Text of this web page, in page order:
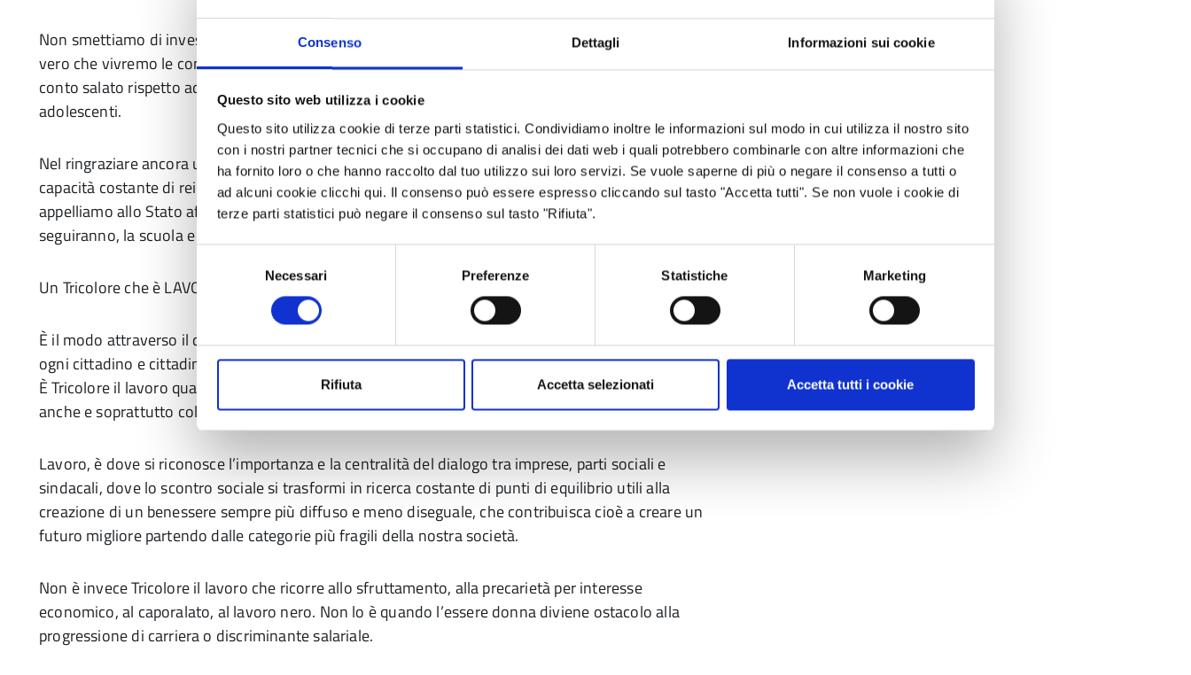
Consenso Dettagli Informazioni sui cookie
Questo sito web utilizza i cookie
Questo sito utilizza cookie di terze parti statistici. Condividiamo inoltre le informazioni sul modo in cui utilizza il nostro sito
con i nostri partner tecnici che si occupano di analisi dei dati web i quali potrebbero combinarle con altre informazioni che
ha fornito loro o che hanno raccolto dal tuo utilizzo sui loro servizi. Se vuole saperne di più o negare il consenso a tutti o
ad alcuni cookie clicchi qui. Il consenso può essere espresso cliccando sul tasto "Accetta tutti". Se non vuole i cookie di
terze parti statistici può negare il consenso sul tasto "Rifiuta".
consenso
Necessari Preferenze Statistiche Marketing
Rifiuta Accetta selezionati Accetta tutti i cookie
Non smettiamo di investire in educazione, cultura e sostegno sociale e psicologico, perché se è
vero che vivremo le conseguenze del long covid sanitario, altrettanto vero è che ci attende un
conto salato rispetto ad un long covid sociale, in particolar modo tra le generazioni di giovani ed
adolescenti.
Nel ringraziare ancora una volta docenti, personale scolastico e dirigenti per il grande lavoro, la
capacità costante di reinventarsi e mettersi in discussione in questi due anni di pandemia, ci
appelliamo allo Stato affinché in questo momento complesso e in quelli altrettanto complessi che
seguiranno, la scuola e la crescita dei giovani rimangano priorità centrali dell’agire del Governo.
Un Tricolore che è LAVORO
È il modo attraverso il quale, come scolpito già dai primissimi articoli della nostra Costituzione,
ogni cittadino e cittadina può e deve contribuire al progresso materiale e spirituale della società.
È Tricolore il lavoro quando è strumento di riscatto e di crescita, personale e professionale, ma
anche e soprattutto collettiva.
Lavoro, è dove si riconosce l’importanza e la centralità del dialogo tra imprese, parti sociali e
sindacali, dove lo scontro sociale si trasformi in ricerca costante di punti di equilibrio utili alla
creazione di un benessere sempre più diffuso e meno diseguale, che contribuisca cioè a creare un
futuro migliore partendo dalle categorie più fragili della nostra società.
Non è invece Tricolore il lavoro che ricorre allo sfruttamento, alla precarietà per interesse
economico, al caporalato, al lavoro nero. Non lo è quando l’essere donna diviene ostacolo alla
progressione di carriera o discriminante salariale.